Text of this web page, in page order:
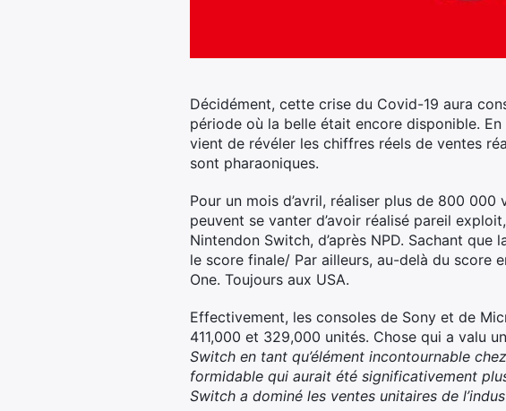
Décidément, cette crise du Covid-19 aura
période où la belle était encore disponible.
vient de révéler les chiffres réels de ventes
sont pharaoniques.
Pour un mois d’avril, réaliser plus de 800
peuvent se vanter d’avoir réalisé pareil
Nintendon Switch, d’après NPD. Sachant
le score finale/ Par ailleurs, au-delà du score
One. Toujours aux USA.
Effectivement, les consoles de Sony et de
411,000 et 329,000 unités. Chose qui a valu
Switch en tant qu’élément incontournable
formidable qui aurait été significativement
Switch a dominé les ventes unitaires de